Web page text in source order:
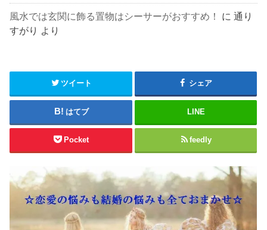
風水では玄関に飾る置物はシーサーがおすすめ！ に通り
すがり
より
ツイート シェア
はてブ LINE
Pocket feedly